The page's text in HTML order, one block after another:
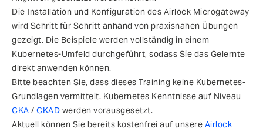
Die Installation und Konfiguration des Airlock Microgateway
wird Schritt für Schritt anhand von praxisnahen Übungen
gezeigt. Die Beispiele werden vollständig in einem
Kubernetes-Umfeld durchgeführt, sodass Sie das Gelernte
direkt anwenden können.
Bitte beachten Sie, dass dieses Training keine Kubernetes-
Grundlagen vermittelt. Kubernetes Kenntnisse auf Niveau
CKA / CKAD werden vorausgesetzt.
Aktuell können Sie bereits kostenfrei auf unsere Airlock